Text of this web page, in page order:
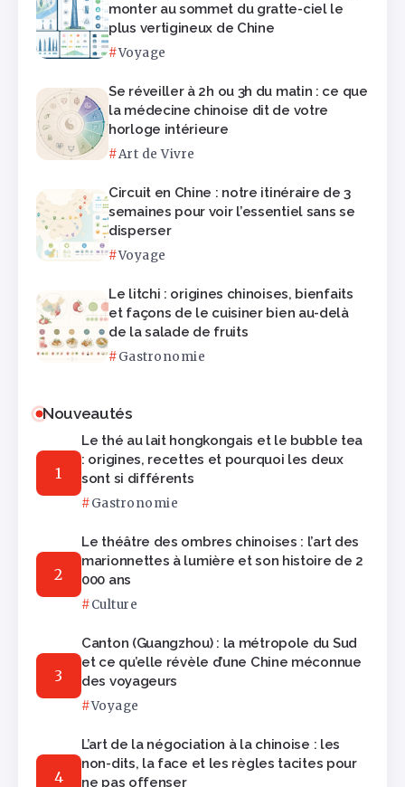
monter au sommet du gratte-ciel le
plus vertigineux de Chine
Voyage
Se réveiller à 2h ou 3h du matin : ce que
la médecine chinoise dit de votre
horloge intérieure
Art de Vivre
Circuit en Chine : notre itinéraire de 3
semaines pour voir l’essentiel sans se
disperser
Voyage
Le litchi : origines chinoises, bienfaits
et façons de le cuisiner bien au-delà
de la salade de fruits
Gastronomie
Nouveautés
Le thé au lait hongkongais et le bubble tea
: origines, recettes et pourquoi les deux
sont si différents
Gastronomie
Le théâtre des ombres chinoises : l’art des
marionnettes à lumière et son histoire de 2
000 ans
Culture
Canton (Guangzhou) : la métropole du Sud
et ce qu’elle révèle d’une Chine méconnue
des voyageurs
Voyage
L’art de la négociation à la chinoise : les
non-dits, la face et les règles tacites pour
ne pas offenser